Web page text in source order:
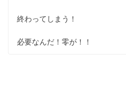
終わってしまう！
必要なんだ！零が！！